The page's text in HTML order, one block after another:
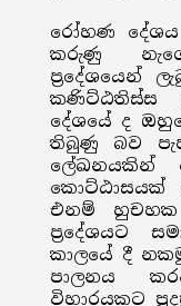
රෝහණ දේශය
කරුණු
ප්‍රදේශයෙන්
කණිට්ඨතිස්ස
දේශයේ ද
තිබුණු බව
ලේඛනයකින්
කොට්ඨාසයක්
එනම් හුචහක
ප්‍රදේශයට
කාලයේ දී
පාලනය
විහාරයකට